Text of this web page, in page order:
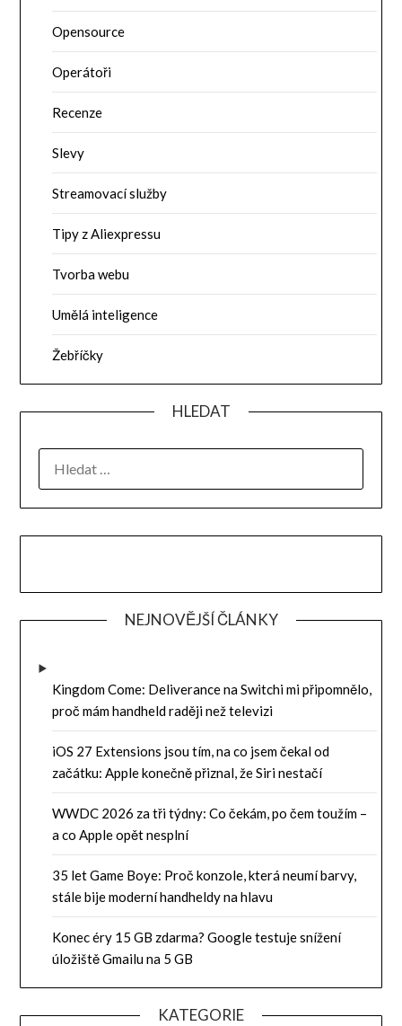
Opensource
Operátoři
Recenze
Slevy
Streamovací služby
Tipy z Aliexpressu
Tvorba webu
Umělá inteligence
Žebříčky
HLEDAT
NEJNOVĚJŠÍ ČLÁNKY
Kingdom Come: Deliverance na Switchi mi připomnělo,
proč mám handheld raději než televizi
iOS 27 Extensions jsou tím, na co jsem čekal od
začátku: Apple konečně přiznal, že Siri nestačí
WWDC 2026 za tři týdny: Co čekám, po čem toužím –
a co Apple opět nesplní
35 let Game Boye: Proč konzole, která neumí barvy,
stále bije moderní handheldy na hlavu
Konec éry 15 GB zdarma? Google testuje snížení
úložiště Gmailu na 5 GB
KATEGORIE